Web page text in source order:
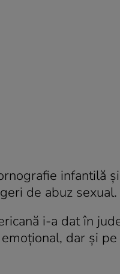
infantilă
de abuz sexual.
i-a dat în
dar şi